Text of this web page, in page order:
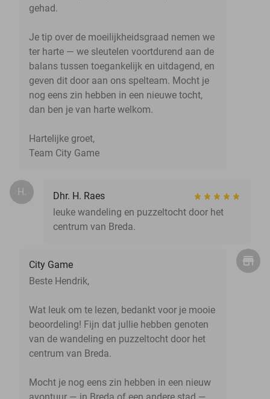
gehad.
Je tip over de moeilijkheidsgraad nemen we
ter harte — we sleutelen voortdurend aan de
balans tussen toegankelijk en uitdagend, en
geven dit door aan ons spelteam. Mocht je
nog eens zin hebben in een nieuwe tocht,
dan ben je van harte welkom.
Hartelijke groet,
Team City Game
H.
Dhr. H. Raes
leuke wandeling en puzzeltocht door het
centrum van Breda.
City Game
Beste Hendrik,
Wat leuk om te lezen, bedankt voor je mooie
beoordeling! Fijn dat jullie hebben genoten
van de wandeling en puzzeltocht door het
centrum van Breda.
Mocht je nog eens zin hebben in een nieuw